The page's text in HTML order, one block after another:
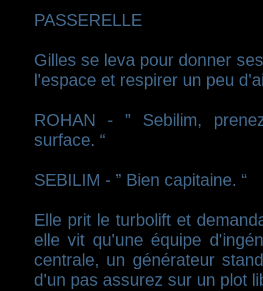
PASSERELLE
Gilles se leva pour donner
l'espace et respirer un peu
ROHAN - ” Sebilim,
surface. “
SEBILIM - ” Bien capitaine. “
Elle prit le turbolift et
elle vit qu'une équipe
centrale, un générateur
d'un pas assurez sur un plot